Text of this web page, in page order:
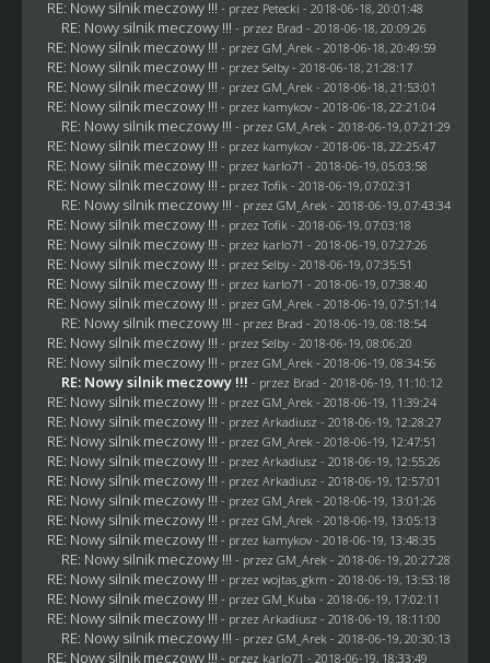
RE: Nowy silnik meczowy !!! - przez Petecki - 2018-06-18, 20:01:48
RE: Nowy silnik meczowy !!! - przez Brad - 2018-06-18, 20:09:26
RE: Nowy silnik meczowy !!! - przez GM_Arek - 2018-06-18, 20:49:59
RE: Nowy silnik meczowy !!! - przez Selby- 2018-06-18, 21:28:17
RE: Nowy silnik meczowy !!! - przez GM_Arek - 2018-06-18, 21:53:01
RE: Nowy silnik meczowy !!! - przez kamykov- 2018-06-18, 22:21:04
RE: Nowy silnik meczowy !!! - przez GM_Arek - 2018-06-19, 07:21:29
RE: Nowy silnik meczowy !!! - przez kamykov- 2018-06-18, 22:25:47
RE: Nowy silnik meczowy !!! - przez karlo71 - 2018-06-19, 05:03:58
RE: Nowy silnik meczowy !!! - przezTofik - 2018-06-19, 07:02:31
RE: Nowy silnik meczowy !!! - przez GM_Arek - 2018-06-19, 07:43:34
RE: Nowy silnik meczowy !!! - przezTofik - 2018-06-19, 07:03:18
RE: Nowy silnik meczowy !!! - przez karlo71 - 2018-06-19, 07:27:26
RE: Nowy silnik meczowy !!! - przez Selby- 2018-06-19, 07:35:51
RE: Nowy silnik meczowy !!! - przez karlo71 - 2018-06-19, 07:38:40
RE: Nowy silnik meczowy !!! - przez GM_Arek - 2018-06-19, 07:51:14
RE: Nowy silnik meczowy !!! - przez Brad - 2018-06-19, 08:18:54
RE: Nowy silnik meczowy !!! - przez Selby- 2018-06-19, 08:06:20
RE: Nowy silnik meczowy !!! - przez GM_Arek - 2018-06-19, 08:34:56
RE: Nowy silnik meczowy !!! - przez Brad - 2018-06-19, 11:10:12
RE: Nowy silnik meczowy !!! - przez GM_Arek - 2018-06-19, 11:39:24
RE: Nowy silnik meczowy !!! - przez Arkadiusz - 2018-06-19, 12:28:27
RE: Nowy silnik meczowy !!! - przez GM_Arek - 2018-06-19, 12:47:51
RE: Nowy silnik meczowy !!! - przez Arkadiusz - 2018-06-19, 12:55:26
RE: Nowy silnik meczowy !!! - przez Arkadiusz - 2018-06-19, 12:57:01
RE: Nowy silnik meczowy !!! - przez GM_Arek - 2018-06-19, 13:01:26
RE: Nowy silnik meczowy !!! - przez GM_Arek - 2018-06-19, 13:05:13
RE: Nowy silnik meczowy !!! - przez kamykov- 2018-06-19, 13:48:35
RE: Nowy silnik meczowy !!! - przez GM_Arek - 2018-06-19, 20:27:28
RE: Nowy silnik meczowy !!! - przez wojtas_gkm - 2018-06-19, 13:53:18
RE: Nowy silnik meczowy !!! - przez GM_Kuba - 2018-06-19, 17:02:11
RE: Nowy silnik meczowy !!! - przez Arkadiusz - 2018-06-19, 18:11:00
RE: Nowy silnik meczowy !!! - przez GM_Arek - 2018-06-19, 20:30:13
RE: Nowy silnik meczowy !!! - przez karlo71 - 2018-06-19, 18:33:49